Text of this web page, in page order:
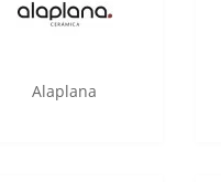
Alaplana